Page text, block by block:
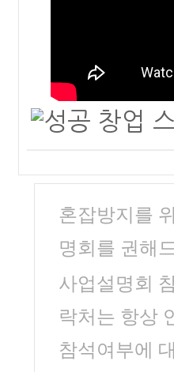
혼잡방지를
명회를 권해
사업설명회
락처는 항상
참석여부에